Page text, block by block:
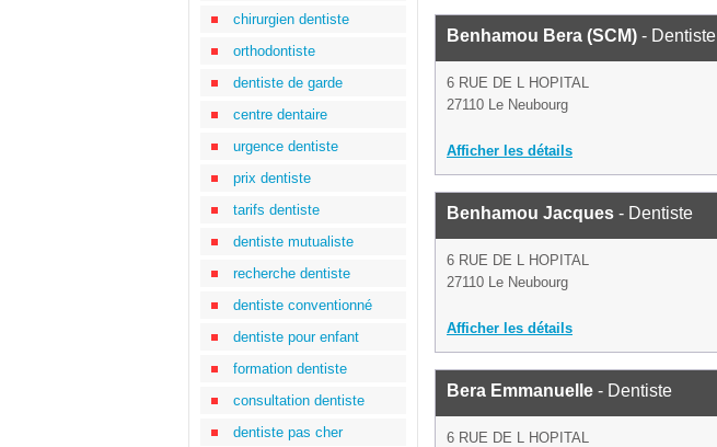
chirurgien dentiste
orthodontiste
dentiste de garde
centre dentaire
urgence dentiste
prix dentiste
tarifs dentiste
dentiste mutualiste
recherche dentiste
dentiste conventionné
dentiste pour enfant
formation dentiste
consultation dentiste
dentiste pas cher
Benhamou Bera (SCM) - Dentiste
6 RUE DE L HOPITAL
27110 Le Neubourg
Afficher les détails
Benhamou Jacques - Dentiste
6 RUE DE L HOPITAL
27110 Le Neubourg
Afficher les détails
Bera Emmanuelle - Dentiste
6 RUE DE L HOPITAL